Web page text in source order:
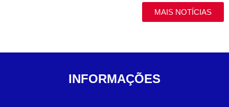
MAIS NOTÍCIAS
INFORMAÇÕES